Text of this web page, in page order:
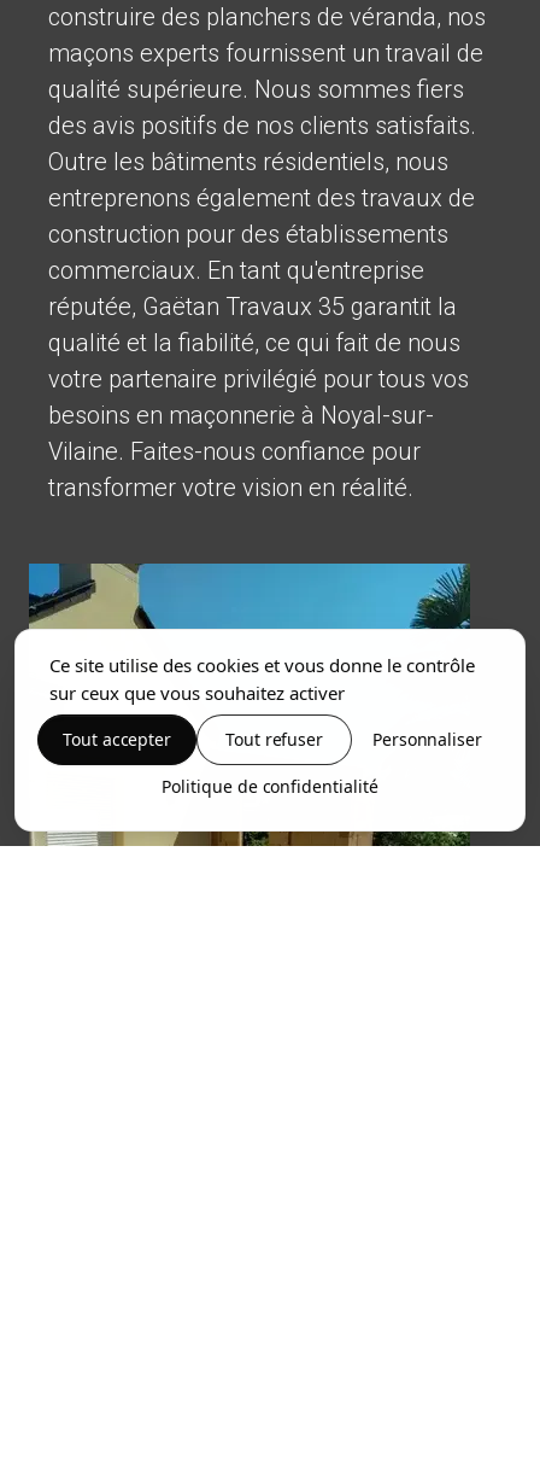
construire des planchers de véranda, nos
maçons experts fournissent un travail de
qualité supérieure. Nous sommes fiers
des avis positifs de nos clients satisfaits.
Outre les bâtiments résidentiels, nous
entreprenons également des travaux de
construction pour des établissements
commerciaux. En tant qu'entreprise
réputée, Gaëtan Travaux 35 garantit la
qualité et la fiabilité, ce qui fait de nous
votre partenaire privilégié pour tous vos
besoins en maçonnerie à Noyal-sur-
Vilaine. Faites-nous confiance pour
transformer votre vision en réalité.
Ce site utilise des cookies et vous donne le contrôle
sur ceux que vous souhaitez activer
Tout accepter Tout refuser Personnaliser
Politique de confidentialité